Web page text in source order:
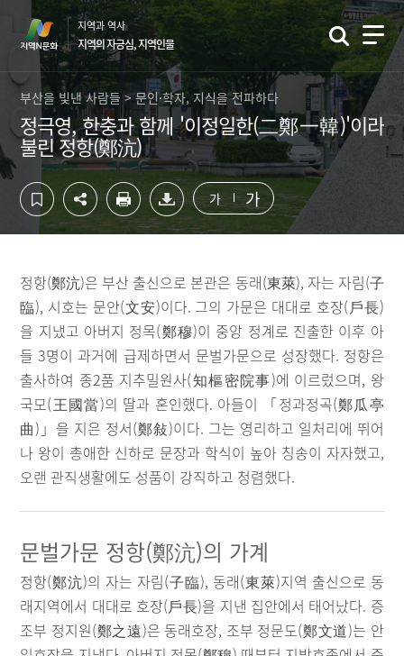
영
로
가
기
역
가
기
지역과 역사
지역의 자긍심, 지역인물
부산을 빛낸 사람들 > 문인·학자, 지식을 전파하다
정극영, 한충과 함께 '이정일한(二鄭一韓)'이라
불린 정항(鄭沆)
가 가
정항(鄭沆)은 부산 출신으로 본관은 동래(東萊), 자는 자림(子
臨), 시호는 문안(文安)이다. 그의 가문은 대대로 호장(戶長)
을 지냈고 아버지 정목(鄭穆)이 중앙 정계로 진출한 이후 아
들 3명이 과거에 급제하면서 문벌가문으로 성장했다. 정항은
출사하여 종2품 지추밀원사(知樞密院事)에 이르렀으며, 왕
국모(王國當)의 딸과 혼인했다. 아들이 「정과정곡(鄭瓜亭
曲)」을 지은 정서(鄭敍)이다. 그는 영리하고 일처리에 뛰어
나 왕이 총애한 신하로 문장과 학식이 높아 칭송이 자자했고,
오랜 관직생활에도 성품이 강직하고 청렴했다.
문벌가문 정항(鄭沆)의 가계
정항(鄭沆)의 자는 자림(子臨), 동래(東萊)지역 출신으로 동
래지역에서 대대로 호장(戶長)을 지낸 집안에서 태어났다. 증
조부 정지원(鄭之遠)은 동래호장, 조부 정문도(鄭文道)는 안